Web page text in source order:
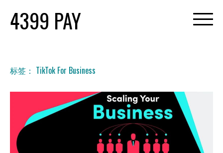
content
4399 PAY
标签： TikTok For Business